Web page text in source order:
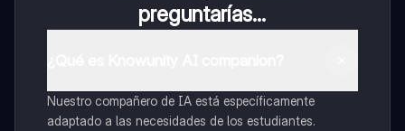
preguntarías...
Nuestro compañero de IA está específicamente
adaptado a las necesidades de los estudiantes.